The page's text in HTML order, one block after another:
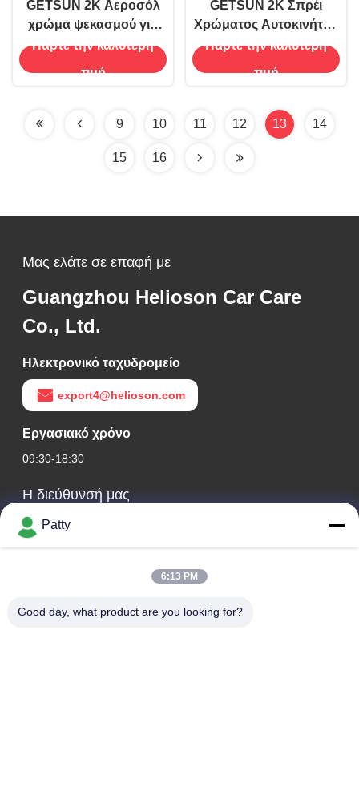
GETSUN 2K Αεροσόλ
χρώμα ψεκασμού για
επισκευή επιφανειών
Πάρτε την καλύτερη
τιμή
GETSUN 2K Σπρέι
Χρώματος Αυτοκινήτου
για Επιφανειες
Πάρτε την καλύτερη
τιμή
9 10 11 12 13 14
15 16
Μας ελάτε σε επαφή με
Guangzhou Helioson Car Care
Co., Ltd.
Ηλεκτρονικό ταχυδρομείο
export4@helioson.com
Εργασιακό χρόνο
09:30-18:30
Η διεύθυνσή μας
Διεύθυνση Εταιρείας
Δωμάτιο 1801-1803, κτίριο Α3, κεντρική πλατεία της
Οδός Λονγκντόνγκ αριθ. 8, βιομηχανικό πάρκο υψηλής
Patty
6:13 PM
Good day, what product are you looking for?